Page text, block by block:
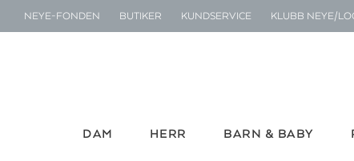
NEYE-FONDEN BUTIKER KUNDSERVICE KLUBB NEYE/
DAM
HERR BARN & BABY